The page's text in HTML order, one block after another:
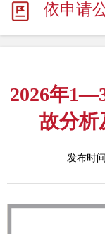
依申请
2026年
故分析
发布时